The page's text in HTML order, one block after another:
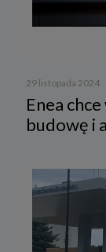
29 listopada 2024
Enea
budowę i